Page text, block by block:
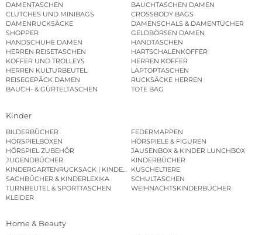
DAMENTASCHEN
BAUCHTASCHEN DAMEN
CLUTCHES UND MINIBAGS
CROSSBODY BAGS
DAMENRUCKSÄCKE
DAMENSCHALS & DAMENTÜCHER
SHOPPER
GELDBÖRSEN DAMEN
HANDSCHUHE DAMEN
HANDTASCHEN
HERREN REISETASCHEN
HARTSCHALENKOFFER
KOFFER UND TROLLEYS
HERREN KOFFER
HERREN KULTURBEUTEL
LAPTOPTASCHEN
REISEGEPÄCK DAMEN
RUCKSÄCKE HERREN
BAUCH- & GÜRTELTASCHEN
TOTE BAG
Kinder
BILDERBÜCHER
FEDERMAPPEN
HÖRSPIELBOXEN
HÖRSPIELE & FIGUREN
HÖRSPIEL ZUBEHÖR
JAUSENBOX & KINDER LUNCHBOX
JUGENDBÜCHER
KINDERBÜCHER
KINDERGARTENRUCKSACK | KINDERGARTENBEUTEL
KUSCHELTIERE
SACHBÜCHER & KINDERLEXIKA
SCHULTASCHEN
TURNBEUTEL & SPORTTASCHEN
WEIHNACHTSKINDERBÜCHER
KLEIDER
Home & Beauty